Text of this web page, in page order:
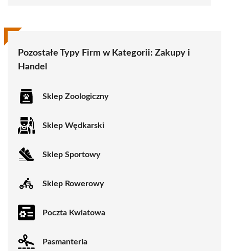
Pozostałe Typy Firm w Kategorii: Zakupy i
Handel
Sklep Zoologiczny
Sklep Wędkarski
Sklep Sportowy
Sklep Rowerowy
Poczta Kwiatowa
Pasmanteria